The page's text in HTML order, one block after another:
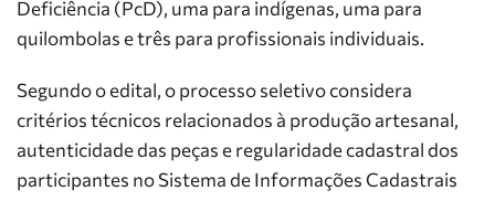
Deficiência (PcD), uma para indígenas, uma para
quilombolas e três para profissionais individuais.
Segundo o edital, o processo seletivo considera
critérios técnicos relacionados à produção artesanal,
autenticidade das peças e regularidade cadastral dos
participantes no Sistema de Informações Cadastrais